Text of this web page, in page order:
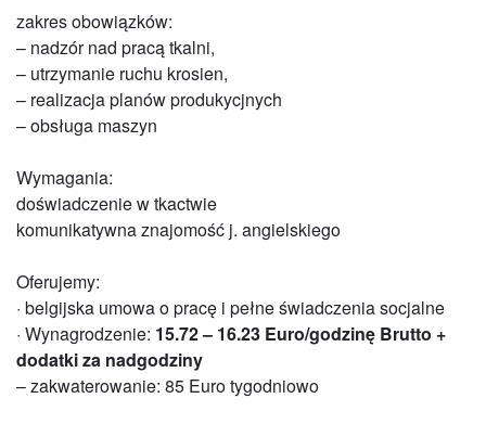
zakres obowiązków:
– nadzór nad pracą tkalni,
– utrzymanie ruchu krosien,
– realizacja planów produkycjnych
– obsługa maszyn
Wymagania:
doświadczenie w tkactwie
komunikatywna znajomość j. angielskiego
Oferujemy:
· belgijska umowa o pracę i pełne świadczenia socjalne
· Wynagrodzenie: 15.72 – 16.23 Euro/godzinę Brutto +
dodatki za nadgodziny
– zakwaterowanie: 85 Euro tygodniowo